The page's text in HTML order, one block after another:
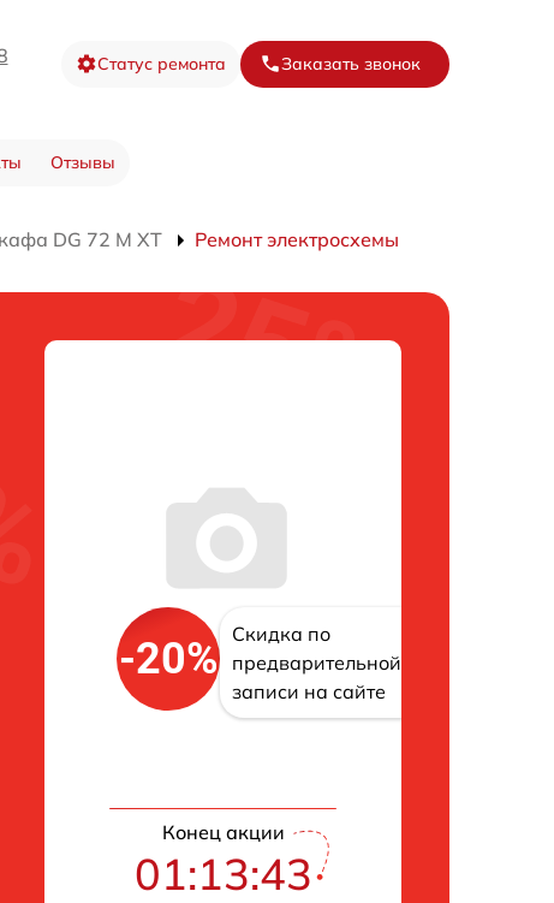
Статус ремонта Заказать звонок
Отзывы
DG 72 M XT Ремонт электросхемы
-20%
Скидка по
предварительной
записи на сайте
Конец акции
01:13:42